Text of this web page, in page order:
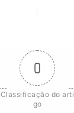
0
Classificação do arti
go